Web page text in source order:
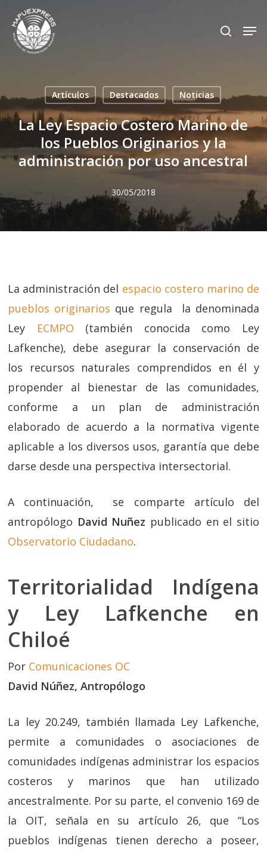
Skip
main
search
Artículos Destacados Noticias
La Ley Espacio Costero Marino de
los Pueblos Originarios y la
administración por uso ancestral
30/05/2018
La administración del espacio costero marino de
pueblos originarios que regula la denominada
Ley ECMPO (también conocida como Ley
Lafkenche), debe asegurar la conservación de
los recursos naturales comprendidos en él y
propender al bienestar de las comunidades,
conforme a un plan de administración
elaborado de acuerdo a la normativa vigente
aplicable a los diversos usos, garantía que debe
darse desde una perspectiva intersectorial.
A continuación, se comparte artículo del
antropólogo David Nuñez publicado en el sitio
Observatorio Ciudadano.
Territorialidad Indígena
y Ley Lafkenche en
Chiloé
Por Comunicaciones OC
David Núñez, Antropólogo
La ley 20.249, también llamada Ley Lafkenche,
permite a comunidades o asociaciones de
comunidades indígenas administrar los espacios
costeros y marinos que han utilizado
ancestralmente. Por su parte, el convenio 169 de
la OIT, señala en su artículo 26, que “Los
pueblos indígenas tienen derecho a poseer,
Close